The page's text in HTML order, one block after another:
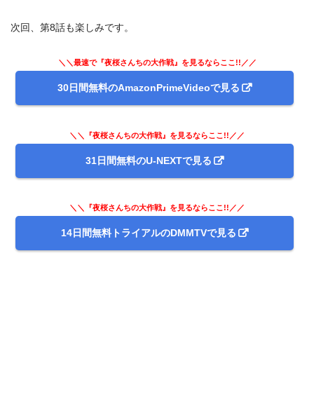
次回、第8話も楽しみです。
＼＼最速で『夜桜さんちの大作戦』を見るならここ!!／／
30日間無料のAmazonPrimeVideoで見る
＼＼『夜桜さんちの大作戦』を見るならここ!!／／
31日間無料のU-NEXTで見る
＼＼『夜桜さんちの大作戦』を見るならここ!!／／
14日間無料トライアルのDMMTVで見る